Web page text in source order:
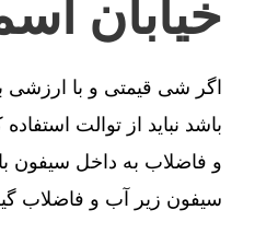
خیابان
اگر شی قیمتی و با ارزشی
باشد نباید از توالت
و فاضلاب به داخل
سیفون زیر آب و فاضلاب